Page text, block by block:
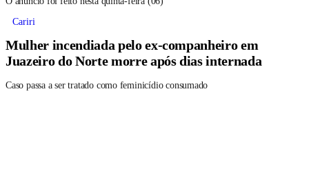
Cariri
Mulher incendiada pelo ex-companheiro em
Juazeiro do Norte morre após dias internada
Caso passa a ser tratado como feminicídio consumado